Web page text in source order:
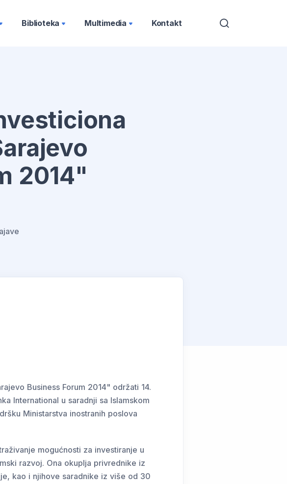
Biblioteka Multimedia Kontakt
2014"
Business Forum 2014" održati 14.
International u saradnji sa Islamskom
Ministarstva inostranih poslova
mogućnosti za investiranje u
razvoj. Ona okuplja privrednike iz
kao i njihove saradnike iz više od 30